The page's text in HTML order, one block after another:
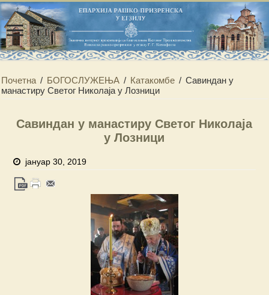
Почетна / БОГОСЛУЖЕЊА / Катакомбе / Савиндан у
манастиру Светог Николаја у Лозници
Савиндан у манастиру Светог Николаја
у Лозници
јануар 30, 2019